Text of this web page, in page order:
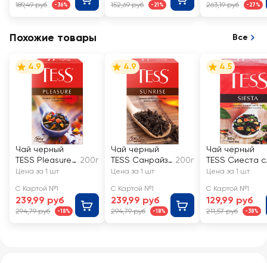
189,49 руб -36% 152,69 руб -21% 263,19 руб -27%
Похожие товары Все
4.9
Чай черный
TESS Pleasure
с ароматом
фруктов и
растительным
и
200г
Цена за 1 шт
С Картой №1
239,99 руб
294,79 руб -18%
4.9
Чай черный
TESS Санрайз
байховый
листовой
200г
Цена за 1 шт
С Картой №1
239,99 руб
294,79 руб -18%
4.5
Чай черный
TESS Сиеста с
ароматом
листовой
Цена за 1 шт
С Картой №1
129,99 руб
211,57 руб -38%